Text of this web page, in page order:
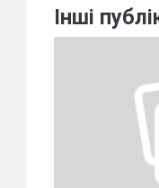
Інші